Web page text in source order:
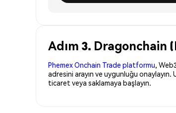
Adım 3. Dragonchain
Phemex Onchain Trade platformu,
adresini arayın ve uygunluğu onaylayın.
ticaret veya saklamaya başlayın.